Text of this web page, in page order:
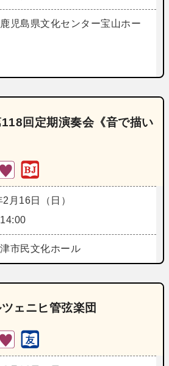
鹿児島県文化センター宝山ホー
回定期演奏会《音で描い
月16日（日）
市民文化ホール
ェニヒ管弦楽団